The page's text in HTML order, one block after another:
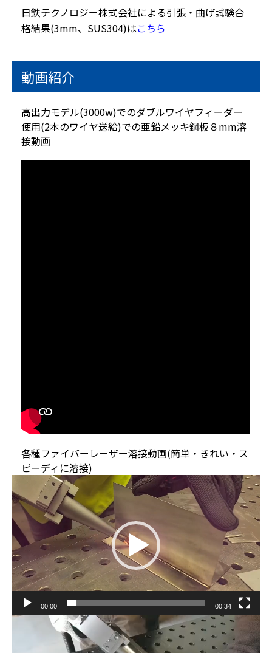
日鉄テクノロジー株式会社による引張・曲げ試験合
格結果(3mm、SUS304)はこちら
動画紹介
高出力モデル(3000w)でのダブルワイヤフィーダー
使用(2本のワイヤ送給)での亜鉛メッキ鋼板８mm溶
接動画
各種ファイバーレーザー溶接動画(簡単・きれい・ス
ピーディに溶接)
画
プ
レ
ー
ヤ
ー
00:00 00:34